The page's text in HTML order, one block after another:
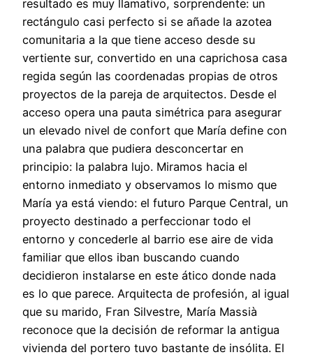
resultado es muy llamativo, sorprendente: un
rectángulo casi perfecto si se añade la azotea
comunitaria a la que tiene acceso desde su
vertiente sur, convertido en una caprichosa casa
regida según las coordenadas propias de otros
proyectos de la pareja de arquitectos. Desde el
acceso opera una pauta simétrica para asegurar
un elevado nivel de confort que María define con
una palabra que pudiera desconcertar en
principio: la palabra lujo. Miramos hacia el
entorno inmediato y observamos lo mismo que
María ya está viendo: el futuro Parque Central, un
proyecto destinado a perfeccionar todo el
entorno y concederle al barrio ese aire de vida
familiar que ellos iban buscando cuando
decidieron instalarse en este ático donde nada
es lo que parece. Arquitecta de profesión, al igual
que su marido, Fran Silvestre, María Massià
reconoce que la decisión de reformar la antigua
vivienda del portero tuvo bastante de insólita. El